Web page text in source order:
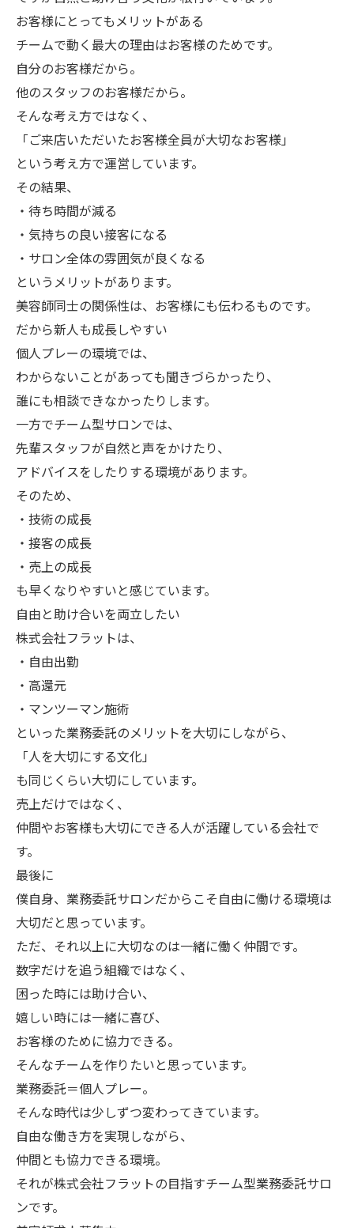
お客様にとってもメリットがある
チームで動く最大の理由はお客様のためです。
自分のお客様だから。
他のスタッフのお客様だから。
そんな考え方ではなく、
「ご来店いただいたお客様全員が大切なお客様」
という考え方で運営しています。
その結果、
・待ち時間が減る
・気持ちの良い接客になる
・サロン全体の雰囲気が良くなる
というメリットがあります。
美容師同士の関係性は、お客様にも伝わるものです。
だから新人も成長しやすい
個人プレーの環境では、
わからないことがあっても聞きづらかったり、
誰にも相談できなかったりします。
一方でチーム型サロンでは、
先輩スタッフが自然と声をかけたり、
アドバイスをしたりする環境があります。
そのため、
・技術の成長
・接客の成長
・売上の成長
も早くなりやすいと感じています。
自由と助け合いを両立したい
株式会社フラットは、
・自由出勤
・高還元
・マンツーマン施術
といった業務委託のメリットを大切にしながら、
「人を大切にする文化」
も同じくらい大切にしています。
売上だけではなく、
仲間やお客様も大切にできる人が活躍している会社で
す。
最後に
僕自身、業務委託サロンだからこそ自由に働ける環境は
大切だと思っています。
ただ、それ以上に大切なのは一緒に働く仲間です。
数字だけを追う組織ではなく、
困った時には助け合い、
嬉しい時には一緒に喜び、
お客様のために協力できる。
そんなチームを作りたいと思っています。
業務委託＝個人プレー。
そんな時代は少しずつ変わってきています。
自由な働き方を実現しながら、
仲間とも協力できる環境。
それが株式会社フラットの目指すチーム型業務委託サロ
ンです。